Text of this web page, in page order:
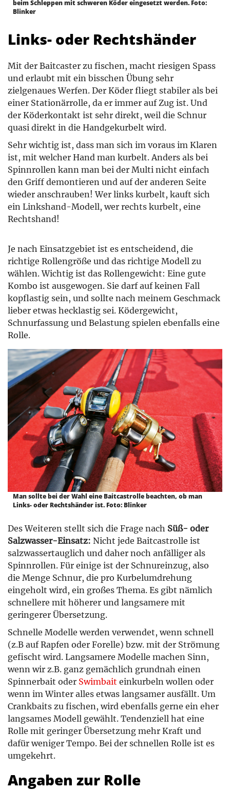
beim Schleppen mit schweren Köder eingesetzt werden. Foto:
Blinker
Links- oder Rechtshänder
Mit der Baitcaster zu fischen, macht riesigen Spass
und erlaubt mit ein bisschen Übung sehr
zielgenaues Werfen. Der Köder fliegt stabiler als bei
einer Stationärrolle, da er immer auf Zug ist. Und
der Köderkontakt ist sehr direkt, weil die Schnur
quasi direkt in die Handgekurbelt wird.
Sehr wichtig ist, dass man sich im voraus im Klaren
ist, mit welcher Hand man kurbelt. Anders als bei
Spinnrollen kann man bei der Multi nicht einfach
den Griff demontieren und auf der anderen Seite
wieder anschrauben! Wer links kurbelt, kauft sich
ein Linkshand-Modell, wer rechts kurbelt, eine
Rechtshand!
Je nach Einsatzgebiet ist es entscheidend, die
richtige Rollengröße und das richtige Modell zu
wählen. Wichtig ist das Rollengewicht: Eine gute
Kombo ist ausgewogen. Sie darf auf keinen Fall
kopflastig sein, und sollte nach meinem Geschmack
lieber etwas hecklastig sei. Ködergewicht,
Schnurfassung und Belastung spielen ebenfalls eine
Rolle.
Man sollte bei der Wahl eine Baitcastrolle beachten, ob man
Links- oder Rechtshänder ist. Foto: Blinker
Des Weiteren stellt sich die Frage nach Süß- oder
Salzwasser-Einsatz: Nicht jede Baitcastrolle ist
salzwassertauglich und daher noch anfälliger als
Spinnrollen. Für einige ist der Schnureinzug, also
die Menge Schnur, die pro Kurbelumdrehung
eingeholt wird, ein großes Thema. Es gibt nämlich
schnellere mit höherer und langsamere mit
geringerer Übersetzung.
Schnelle Modelle werden verwendet, wenn schnell
(z.B auf Rapfen oder Forelle) bzw. mit der Strömung
gefischt wird. Langsamere Modelle machen Sinn,
wenn wir z.B. ganz gemächlich grundnah einen
Spinnerbait oder Swimbait einkurbeln wollen oder
wenn im Winter alles etwas langsamer ausfällt. Um
Crankbaits zu fischen, wird ebenfalls gerne ein eher
langsames Modell gewählt. Tendenziell hat eine
Rolle mit geringer Übersetzung mehr Kraft und
dafür weniger Tempo. Bei der schnellen Rolle ist es
umgekehrt.
Angaben zur Rolle